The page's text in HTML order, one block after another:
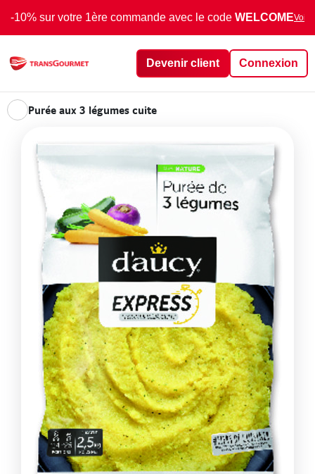
-10% sur votre 1ère commande avec le code WELCOMEVoir
Devenir client Connexion
Purée aux 3 légumes cuite